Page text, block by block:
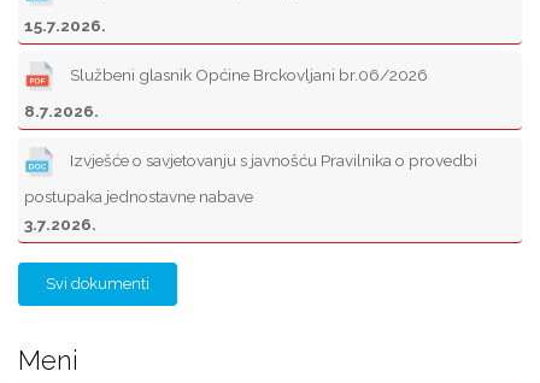
15.7.2026.
Službeni glasnik Općine Brckovljani br.06/2026
8.7.2026.
Izvješće o savjetovanju s javnošću Pravilnika o provedbi
postupaka jednostavne nabave
3.7.2026.
Svi dokumenti
Meni